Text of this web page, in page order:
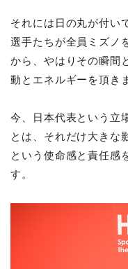
それには日の丸が付い
選手たちが全員ミズノ
から、やはりその瞬間
動とエネルギーを頂き
今、日本代表という立
とは、それだけ大きな
という使命感と責任感
す。